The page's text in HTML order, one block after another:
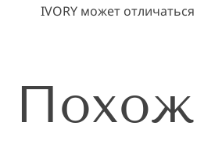
IVORY может